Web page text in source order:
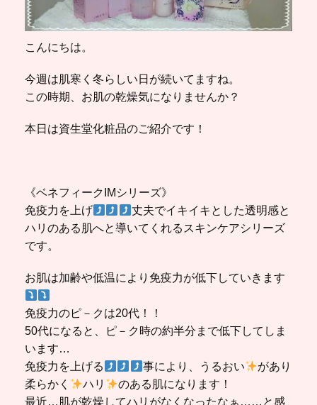
こんにちは。
今週は肌寒く冬らしい日が続いてますね。
この時期、お肌の乾燥気になりませんか？
本日は資生堂化粧品のご紹介です！
《ベネフィークIMシリーズ》
免疫力を上げ
丈夫でイキイキとした透明感と
ハリのある肌へと導いてくれるスキンケアシリーズ
です。
お肌は加齢や低温により免疫力が低下していきます
免疫力のピ－クは20代！！
50代になると、ピ－ク時の約半分まで低下してしま
います…
免疫力を上げる
事により、うるおい
があり
柔らかく
ハリ
のある肌になります！
最近…肌が乾燥してハリがなくなったなぁ……と感